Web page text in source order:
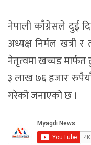
नेपाली काँग्रेसले दुई
अध्यक्ष निर्मल खत्री
नेतृत्वमा खच्चड मार्फत
३ लाख ७६ हजार
गरेको जनाएको छ ।